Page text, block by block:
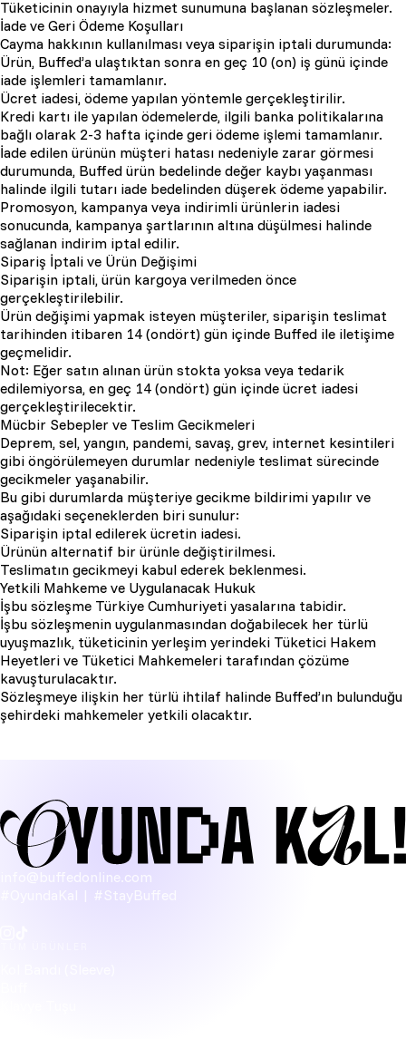
Tüketicinin onayıyla hizmet sunumuna başlanan sözleşmeler.
İade ve Geri Ödeme Koşulları
Cayma hakkının kullanılması veya siparişin iptali durumunda:
Ürün, Buffed’a ulaştıktan sonra en geç 10 (on) iş günü içinde
iade işlemleri tamamlanır.
Ücret iadesi, ödeme yapılan yöntemle gerçekleştirilir.
Kredi kartı ile yapılan ödemelerde, ilgili banka politikalarına
bağlı olarak 2-3 hafta içinde geri ödeme işlemi tamamlanır.
İade edilen ürünün müşteri hatası nedeniyle zarar görmesi
durumunda, Buffed ürün bedelinde değer kaybı yaşanması
halinde ilgili tutarı iade bedelinden düşerek ödeme yapabilir.
Promosyon, kampanya veya indirimli ürünlerin iadesi
sonucunda, kampanya şartlarının altına düşülmesi halinde
sağlanan indirim iptal edilir.
Sipariş İptali ve Ürün Değişimi
Siparişin iptali, ürün kargoya verilmeden önce
gerçekleştirilebilir.
Ürün değişimi yapmak isteyen müşteriler, siparişin teslimat
tarihinden itibaren 14 (ondört) gün içinde Buffed ile iletişime
geçmelidir.
Not: Eğer satın alınan ürün stokta yoksa veya tedarik
edilemiyorsa, en geç 14 (ondört) gün içinde ücret iadesi
gerçekleştirilecektir.
Mücbir Sebepler ve Teslim Gecikmeleri
Deprem, sel, yangın, pandemi, savaş, grev, internet kesintileri
gibi öngörülemeyen durumlar nedeniyle teslimat sürecinde
gecikmeler yaşanabilir.
Bu gibi durumlarda müşteriye gecikme bildirimi yapılır ve
aşağıdaki seçeneklerden biri sunulur:
Siparişin iptal edilerek ücretin iadesi.
Ürünün alternatif bir ürünle değiştirilmesi.
Teslimatın gecikmeyi kabul ederek beklenmesi.
Yetkili Mahkeme ve Uygulanacak Hukuk
İşbu sözleşme Türkiye Cumhuriyeti yasalarına tabidir.
İşbu sözleşmenin uygulanmasından doğabilecek her türlü
uyuşmazlık, tüketicinin yerleşim yerindeki Tüketici Hakem
Heyetleri ve Tüketici Mahkemeleri tarafından çözüme
kavuşturulacaktır.
Sözleşmeye ilişkin her türlü ihtilaf halinde Buffed’ın bulunduğu
şehirdeki mahkemeler yetkili olacaktır.
info@buffedonline.com
#OyundaKal | #StayBuffed